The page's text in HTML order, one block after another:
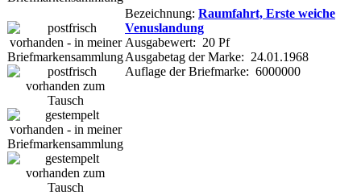
Bezeichnung: Raumfahrt, Erste weiche
Venuslandung
Ausgabewert: 20 Pf
Ausgabetag der Marke: 24.01.1968
Auflage der Briefmarke: 6000000